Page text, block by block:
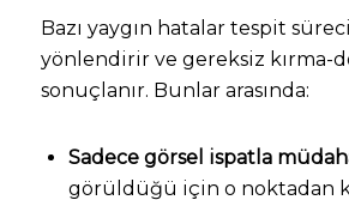
Bazı yaygın hatalar tespit
yönlendirir ve gereksiz kırma-
sonuçlanır. Bunlar arasında:
Sadece görsel ispatla
görüldüğü için o noktadan